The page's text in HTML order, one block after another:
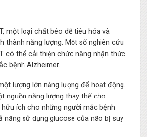
một loại chất béo dễ tiêu hóa và
thành năng lượng. Một số nghiên cứu
có thể cải thiện chức năng nhận thức
bệnh Alzheimer.
lượng lớn năng lượng để hoạt động.
nguồn năng lượng thay thế cho
ích cho những người mắc bệnh
năng sử dụng glucose của não bị suy